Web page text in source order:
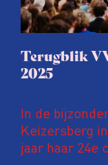
Terugblik
2025
In de
Keizersberg
jaar haar 24e